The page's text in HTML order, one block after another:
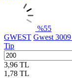
%55
GWEST Gwest
Tip
3,96 TL
1,78 TL